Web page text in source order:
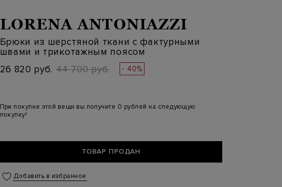
LORENA ANTONIAZZI
Брюки из шерстяной ткани с фактурными
швами и трикотажным поясом
26 820 руб. 44 700 руб. - 40%
При покупке этой вещи вы получите 0 рублей на следующую
покупку!
ТОВАР ПРОДАН
Добавить в избранное